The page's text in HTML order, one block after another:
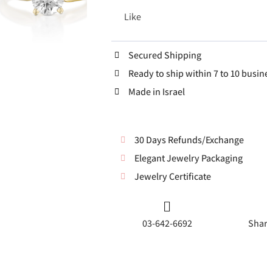
Like
Secured Shipping
Ready to ship within 7 to 10
Made in Israel
30 Days Refunds/Exchange
Elegant Jewelry Packaging
Jewelry Certificate
03-642-6692